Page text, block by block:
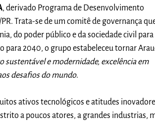
, derivado Programa de Desenvolvimento
Trata-se de um comitê de governança
do poder público e da sociedade civil
para 2040, o grupo estabeleceu tornar
e modernidade, excelência em
desafios do mundo.
ativos tecnológicos e atitudes
a poucos atores, a grandes industrias,